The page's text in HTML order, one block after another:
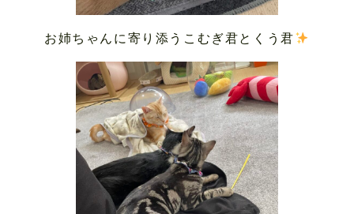
お姉ちゃんに寄り添うこむぎ君とくう君